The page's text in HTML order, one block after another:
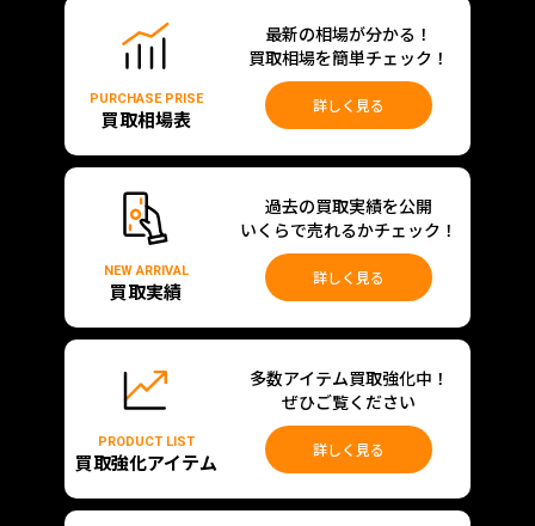
PURCHASE PRISE
買取相場表
最新の相場が分かる！
買取相場を簡単チェック！
詳しく見る
NEW ARRIVAL
買取実績
過去の買取実績を公開
いくらで売れるかチェック！
詳しく見る
PRODUCT LIST
買取強化アイテム
多数アイテム買取強化中！
ぜひご覧ください
詳しく見る